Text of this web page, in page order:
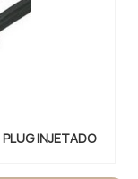
INJETADO